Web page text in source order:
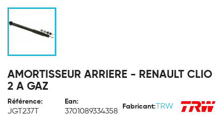
AMORTISSEUR ARRIERE - RENAULT CLIO
2 A GAZ
Référence:
JGT237T
Ean:
3701089334358
Fabricant: TRW